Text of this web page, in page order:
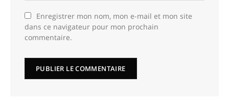
Enregistrer mon nom, mon e-mail et mon site
dans ce navigateur pour mon prochain
commentaire.